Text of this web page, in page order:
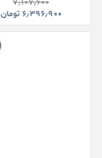
۶٫۳۹۶٫۹۰۰تومان